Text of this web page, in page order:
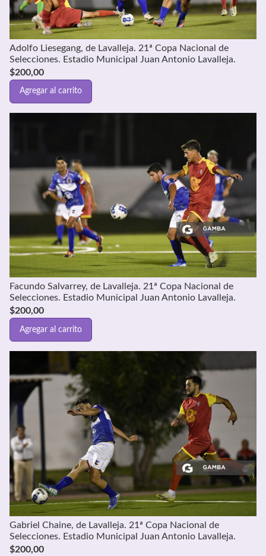
Adolfo Liesegang, de Lavalleja. 21ª Copa Nacional de
Selecciones. Estadio Municipal Juan Antonio Lavalleja.
$200,00
Agregar al carrito
Facundo Salvarrey, de Lavalleja. 21ª Copa Nacional de
Selecciones. Estadio Municipal Juan Antonio Lavalleja.
$200,00
Agregar al carrito
Gabriel Chaine, de Lavalleja. 21ª Copa Nacional de
Selecciones. Estadio Municipal Juan Antonio Lavalleja.
$200,00